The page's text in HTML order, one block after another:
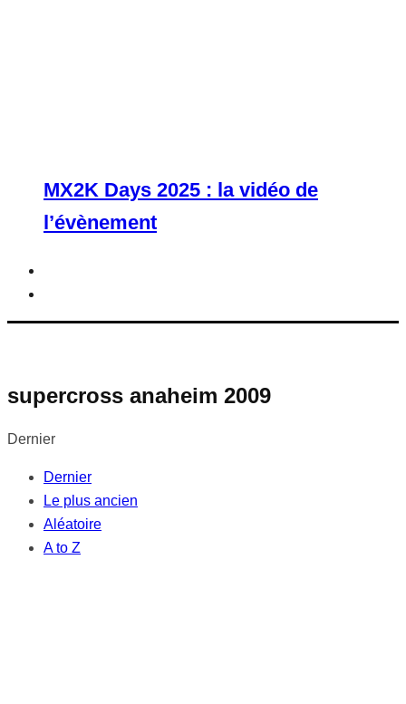
MX2K Days 2025 : la vidéo de
l’évènement
supercross anaheim 2009
Dernier
Dernier
Le plus ancien
Aléatoire
A to Z